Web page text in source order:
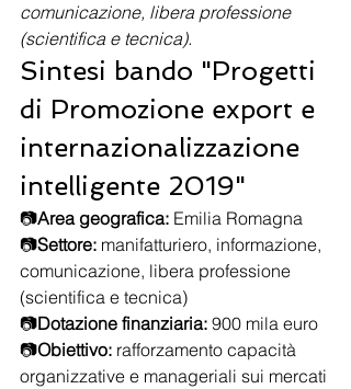
comunicazione, libera professione
(scientifica e tecnica).
Sintesi bando "Progetti
di Promozione export e
internazionalizzazione
intelligente 2019"
📷Area geografica: Emilia Romagna
📷Settore: manifatturiero, informazione,
comunicazione, libera professione
(scientifica e tecnica)
📷Dotazione finanziaria: 900 mila euro
📷Obiettivo: rafforzamento capacità
organizzative e manageriali sui mercati